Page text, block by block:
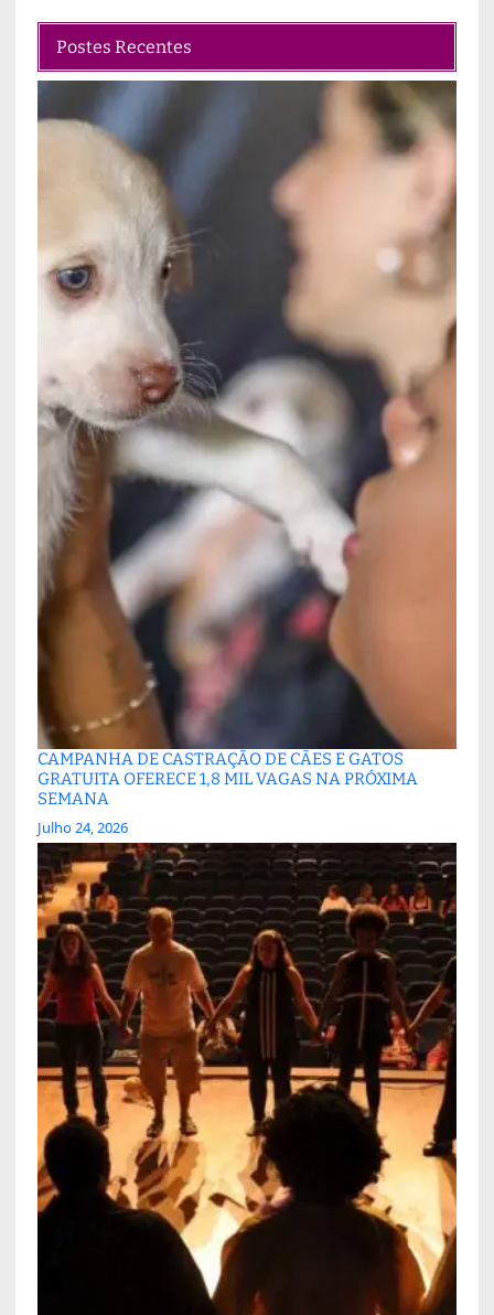
Postes Recentes
CAMPANHA DE CASTRAÇÃO DE CÃES E GATOS
GRATUITA OFERECE 1,8 MIL VAGAS NA PRÓXIMA
SEMANA
Julho 24, 2026